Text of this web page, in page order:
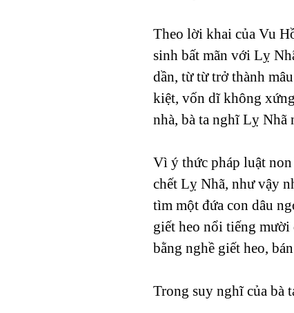
Theo lời khai của Vu
sinh bất mãn với Lỵ
dần, từ từ trở thành
kiệt, vốn dĩ không
nhà, bà ta nghĩ Lỵ Nhã
Vì ý thức pháp luật
chết Lỵ Nhã, như vậy
tìm một đứa con dâu
giết heo nổi tiếng mười
bằng nghề giết heo,
Trong suy nghĩ của bà